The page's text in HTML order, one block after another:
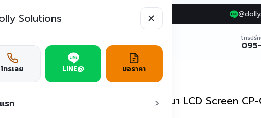
ชั่น ผลงาน บทความ ติดต่อเรา โทรปรึ
โทรเลย LINE@ ขอราคา
รก
นรถยนต์ ไม้กั้นรถยนต์ แบบมีจอโฆษณา LCD Screen